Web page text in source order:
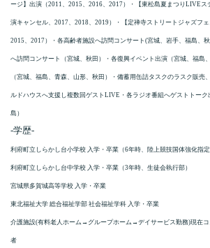
ージ】出演（2011、2015、2016、2017）・【東松島夏まつりLIVE
演キャンセル、2017、2018、2019）・【定禅寺ストリートジャズフェ
2015、2017）・各高齢者施設へ訪問コンサート(宮城、岩手、福島、
へ訪問コンサート（宮城、秋田）・各復興イベント出演（宮城、福島
（宮城、福島、青森、山形、秋田）・備蓄用缶詰タスクのラスク販売
ルドハウスへ支援し複数回ゲストLIVE・各ラジオ番組へゲストトーク
島）
-学歴-
利府町立しらかし台小学校 入学・卒業（6年時、陸上競技国体強化指定
利府町立しらかし台中学校 入学・卒業（3年時、生徒会執行部）
宮城県多賀城高等学校 入学・卒業
東北福祉大学 総合福祉学部 社会福祉学科 入学・卒業
介護施設(有料老人ホーム→グループホーム→デイサービス勤務)現在
者